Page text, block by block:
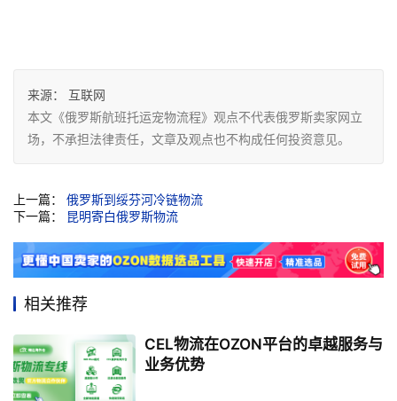
来源：
互联网
本文《俄罗斯航班托运宠物流程》观点不代表俄罗斯卖家网立
场，不承担法律责任，文章及观点也不构成任何投资意见。
上一篇： 俄罗斯到绥芬河冷链物流
下一篇：
昆明寄白俄罗斯物流
相关推荐
CEL物流在OZON平台的卓越服务与
业务优势